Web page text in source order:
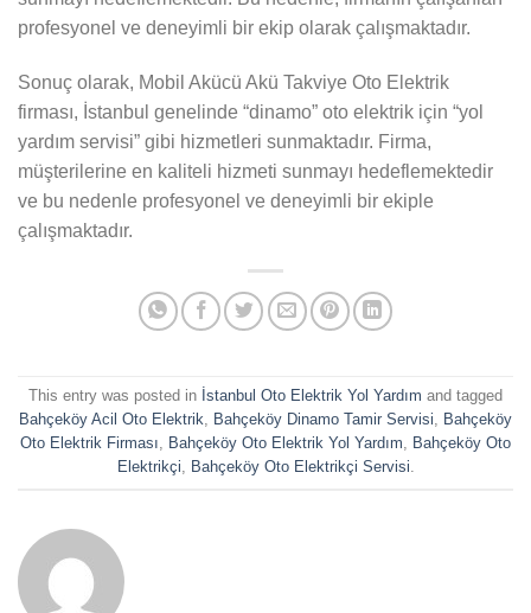
profesyonel ve deneyimli bir ekip olarak çalışmaktadır.
Sonuç olarak, Mobil Akücü Akü Takviye Oto Elektrik
firması, İstanbul genelinde “dinamo” oto elektrik için “yol
yardım servisi” gibi hizmetleri sunmaktadır. Firma,
müşterilerine en kaliteli hizmeti sunmayı hedeflemektedir
ve bu nedenle profesyonel ve deneyimli bir ekiple
çalışmaktadır.
This entry was posted in İstanbul Oto Elektrik Yol Yardım and tagged
Bahçeköy Acil Oto Elektrik
Bahçeköy Dinamo Tamir Servisi
Bahçeköy
Oto Elektrik Firması
Bahçeköy Oto Elektrik Yol Yardım
Bahçeköy Oto
Elektrikçi
Bahçeköy Oto Elektrikçi Servisi